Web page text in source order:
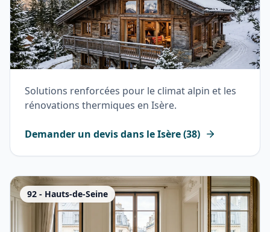
Solutions renforcées pour le climat alpin et les
rénovations thermiques en Isère.
Demander un devis dans leIsère(38)
92 - Hauts-de-Seine